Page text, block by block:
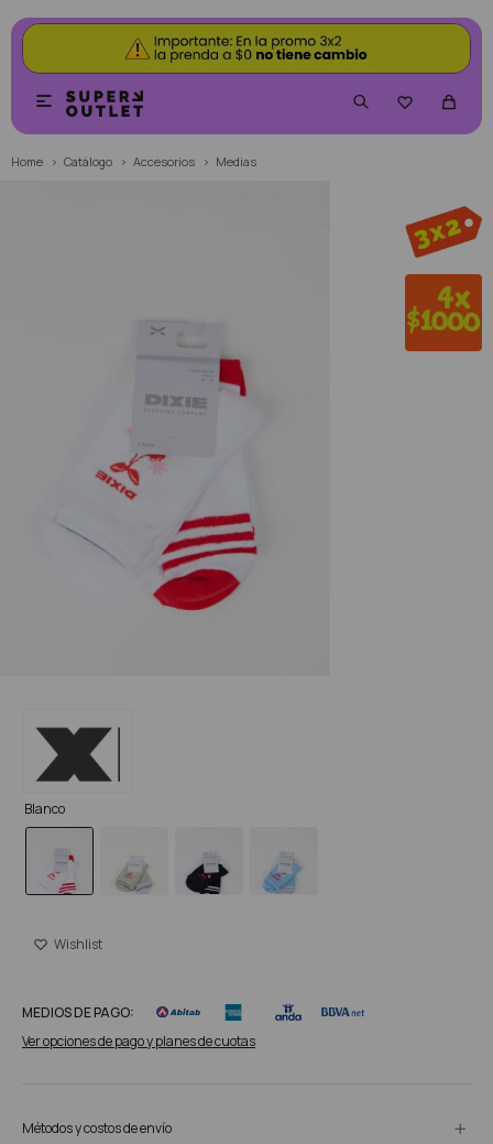


Home Catálogo Accesorios Medias
Blanco
MEDIOS DE PAGO:
Ver opciones de pago y planes de cuotas
Métodos y costos de envío